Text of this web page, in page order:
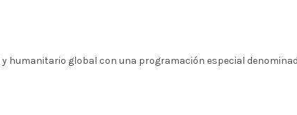
global con una programación especial